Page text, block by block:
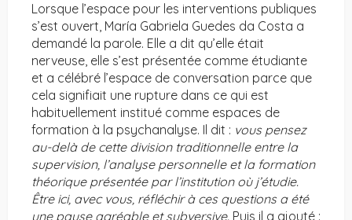
Lorsque l’espace pour les interventions publiques
s’est ouvert, María Gabriela Guedes da Costa a
demandé la parole. Elle a dit qu’elle était
nerveuse, elle s’est présentée comme étudiante
et a célébré l’espace de conversation parce que
cela signifiait une rupture dans ce qui est
habituellement institué comme espaces de
formation à la psychanalyse. Il dit : vous pensez
au-delà de cette division traditionnelle entre la
supervision, l’analyse personnelle et la formation
théorique présentée par l’institution où j’étudie.
Être ici, avec vous, réfléchir à ces questions a été
une pause agréable et subversive. Puis il a ajouté :